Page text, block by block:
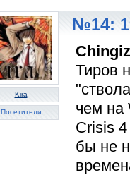
Kira
Посетители
№14:
Chingiz
Тиров
чем на
Crisis
бы не